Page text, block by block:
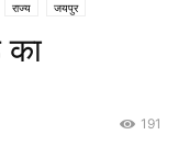
राज्य जयपुर
का
191